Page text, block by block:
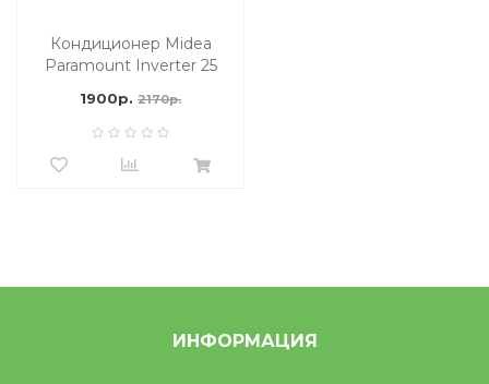
Кондиционер Midea
Paramount Inverter 25
1900р. 2170р.
ИНФОРМАЦИЯ